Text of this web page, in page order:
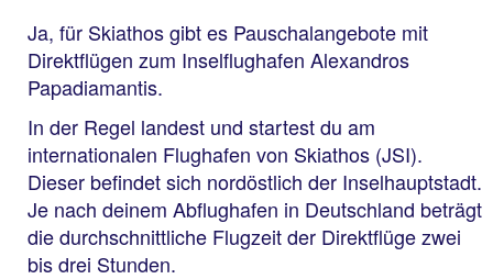
Ja, für Skiathos gibt es Pauschalangebote mit
Direktflügen zum Inselflughafen Alexandros
Papadiamantis.
In der Regel landest und startest du am
internationalen Flughafen von Skiathos (JSI).
Dieser befindet sich nordöstlich der Inselhauptstadt.
Je nach deinem Abflughafen in Deutschland beträgt
die durchschnittliche Flugzeit der Direktflüge zwei
bis drei Stunden.